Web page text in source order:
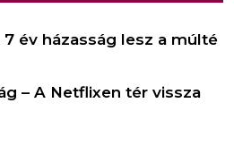
7 év házasság lesz a múlté
– A Netflixen tér vissza